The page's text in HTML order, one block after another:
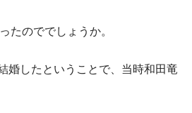
たのででしょうか。
婚したということで、当時和田竜